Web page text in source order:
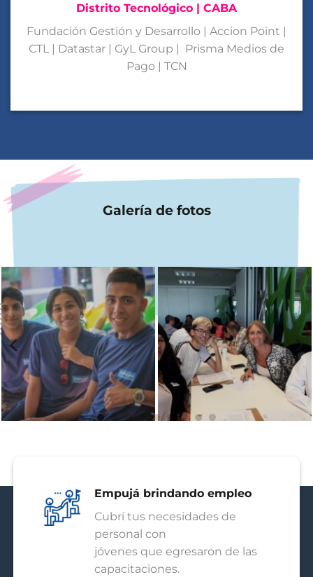
Distrito Tecnológico | CABA
Fundación Gestión y Desarrollo | Accion Point |
CTL | Datastar | GyL Group | Prisma Medios de
Pago | TCN
Galería de fotos
Empujá brindando empleo
Cubrí tus necesidades de
personal con
jóvenes que egresaron de las
capacitaciones.